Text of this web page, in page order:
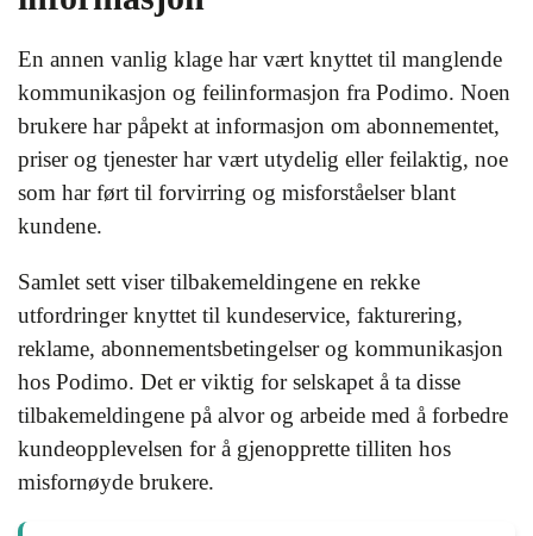
En annen vanlig klage har vært knyttet til manglende
kommunikasjon og feilinformasjon fra Podimo. Noen
brukere har påpekt at informasjon om abonnementet,
priser og tjenester har vært utydelig eller feilaktig, noe
som har ført til forvirring og misforståelser blant
kundene.
Samlet sett viser tilbakemeldingene en rekke
utfordringer knyttet til kundeservice, fakturering,
reklame, abonnementsbetingelser og kommunikasjon
hos Podimo. Det er viktig for selskapet å ta disse
tilbakemeldingene på alvor og arbeide med å forbedre
kundeopplevelsen for å gjenopprette tilliten hos
misfornøyde brukere.